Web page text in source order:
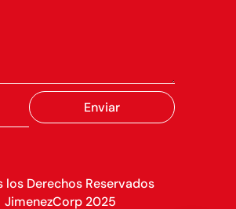
Enviar
los Derechos Reservados
JimenezCorp 2025